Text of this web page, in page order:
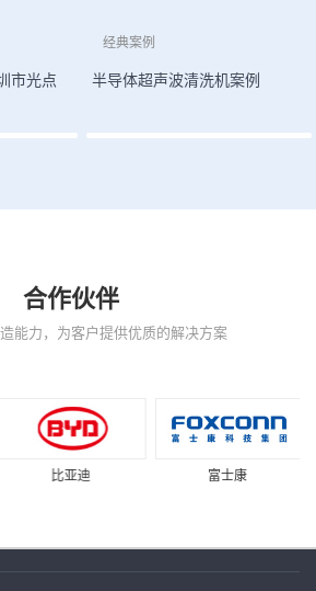
市光点
经典案例
半导体超声波清洗机案例
合作伙伴
能力，为客户提供优质的解决方案
比亚迪 富士康